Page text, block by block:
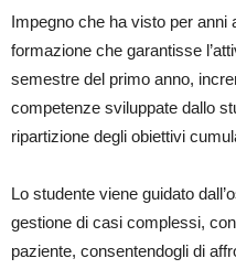
Impegno che ha visto per anni
formazione che garantisse
semestre del primo anno,
competenze sviluppate dallo
ripartizione degli obiettivi
Lo studente viene guidato
gestione di casi complessi,
paziente, consentendogli di